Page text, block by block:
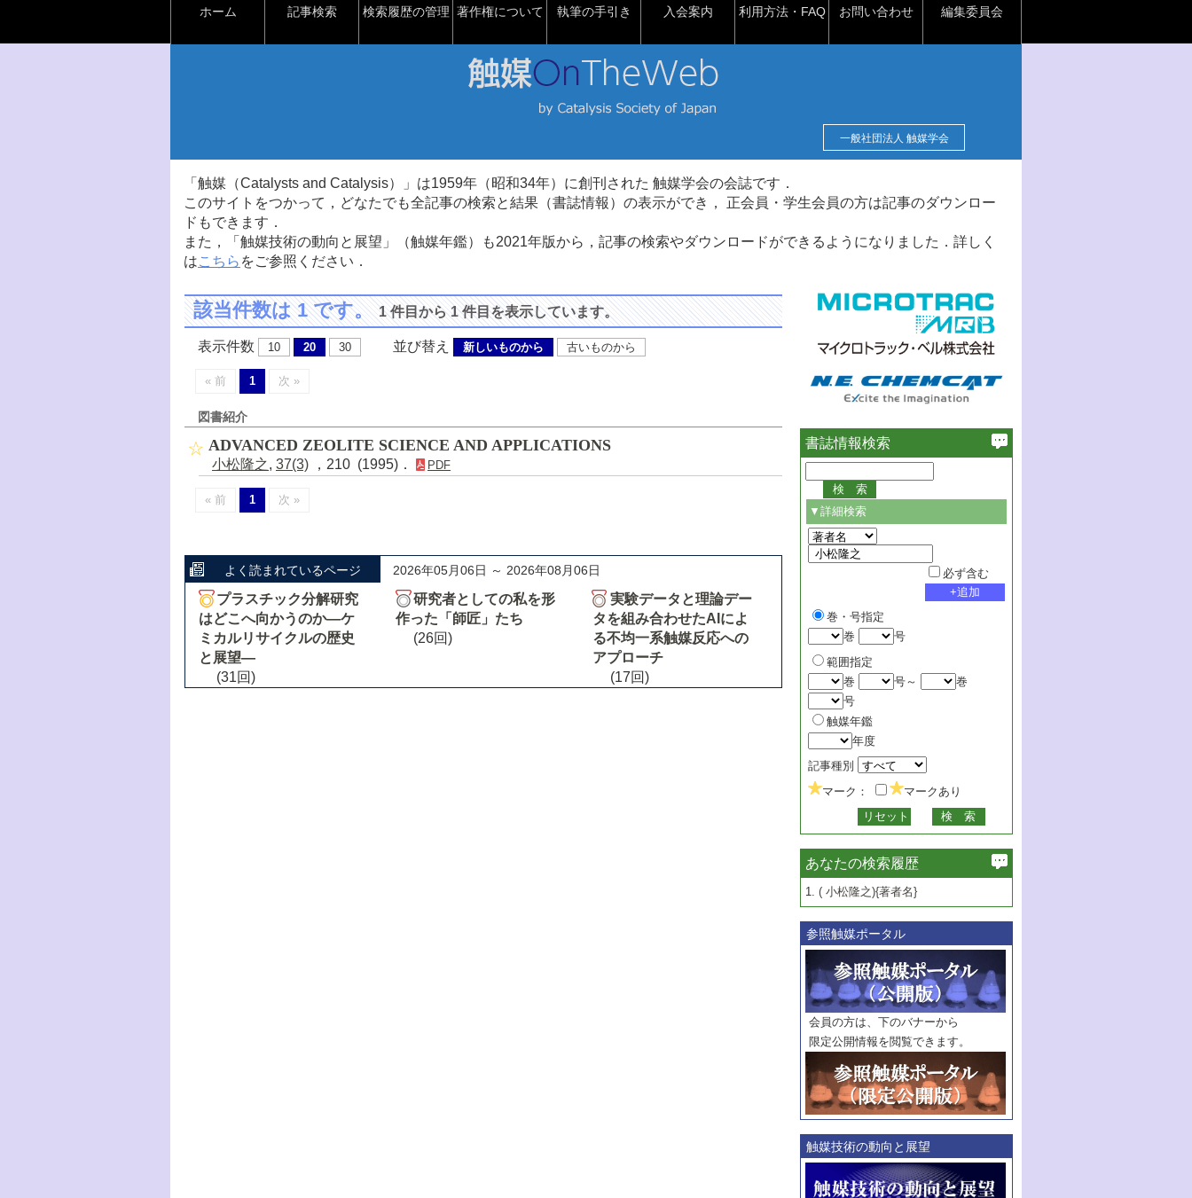
ホーム 記事検索 検索履歴の管理 著作権について 執筆の手引き 入会案内 利用方法・FAQ お問い合わせ 編集委員会
一般社団法人 触媒学会
「触媒（Catalysts and Catalysis）」は1959年（昭和34年）に創刊された 触媒学会の会誌です．
このサイトをつかって，どなたでも全記事の検索と結果（書誌情報）の表示ができ， 正会員・学生会員の方は記事のダウンロー
ドもできます．
また，「触媒技術の動向と展望」（触媒年鑑）も2021年版から，記事の検索やダウンロードができるようになりました．詳しく
はこちら をご参照ください．
該当件数は 1 です。1 件目から 1 件目を表示しています。
表示件数 10 20 30 並び替え 新しいものから 古いものから
« 前 1 次 »
図書紹介
ADVANCED ZEOLITE SCIENCE AND APPLICATIONS
小松隆之, 37(3) ，210 (1995)． PDF
« 前 1 次 »
よく読まれているページ 2026年05月06日 ～ 2026年08月06日
プラスチック分解研究
はどこへ向かうのか―ケ
ミカルリサイクルの歴史
と展望―
(31回)
研究者としての私を形
作った「師匠」たち
(26回)
実験データと理論デー
タを組み合わせたAIによ
る不均一系触媒反応への
アプローチ
(17回)
書誌情報検索
▼詳細検索
必ず含む
巻・号指定
巻
号
範囲指定
巻
号～
巻
号
触媒年鑑
年度
記事種別
マーク：
マークあり
あなたの検索履歴
1. ( 小松隆之){著者名}
参照触媒ポータル
会員の方は、下のバナーから
限定公開情報を閲覧できます。
触媒技術の動向と展望